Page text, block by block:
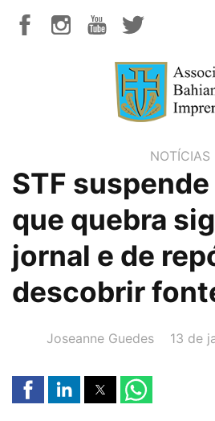
NOTÍCIAS
STF
que quebra
jornal e de
descobrir
AUTOR(A):
Joseanne Guedes DATA:
13 de